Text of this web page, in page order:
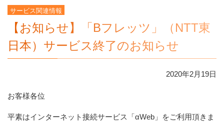
サービス関連情報
【お知らせ】「Bフレッツ」（NTT東
日本）サービス終了のお知らせ
2020年2月 19日
お客様各位
平素はインターネット接続サービス「αWeb」をご利用頂きま